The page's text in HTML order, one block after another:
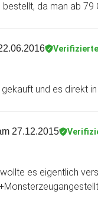
da man ab 79
gekauft und es direkt
27.12.2015
es eigentlich